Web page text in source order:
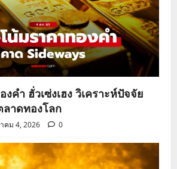
คำ ฮั่วเซ่งเฮง วิเคราะห์ปัจจัย
าดทองโลก
คม 4, 2026 0